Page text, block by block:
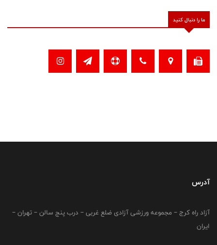
ما را دنبال کنید
آدرس
آزاد راه کرج – مجموعه ورزشی آزادی ضلع غربی – درب پنج سالن – تهران –
ایران